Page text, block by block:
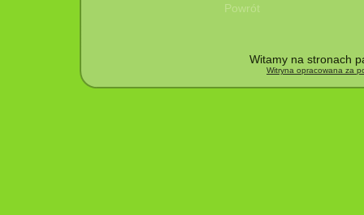
Powrót
Witamy na stronach
Witryna opracowana za